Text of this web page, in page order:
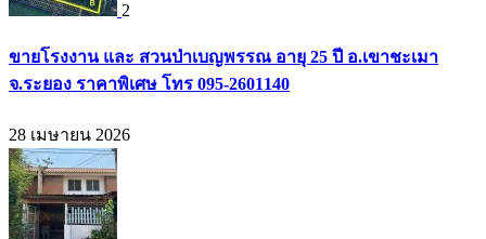
2
ขายโรงงาน และ สวนป่าเบญพรรณ อายุ 25 ปี อ.เขาชะเมา
จ.ระยอง ราคาพิเศษ โทร 095-2601140
28 เมษายน 2026